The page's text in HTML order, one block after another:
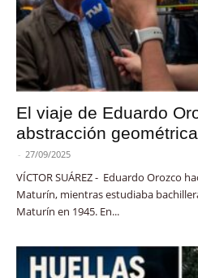
El viaje de Eduardo
abstracción geométrica
- 27/09/2025
VÍCTOR SUÁREZ - Eduardo Orozco
Maturín, mientras estudiaba
Maturín en 1945. En...